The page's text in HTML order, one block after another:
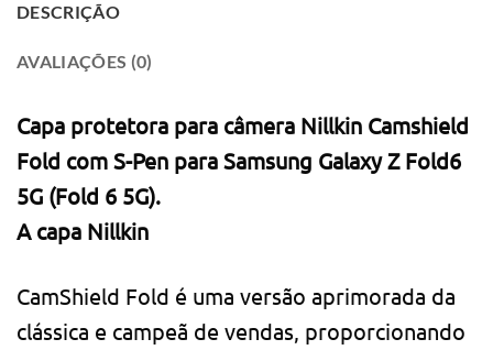
DESCRIÇÃO
AVALIAÇÕES (0)
Capa protetora para câmera Nillkin Camshield
Fold com S-Pen para Samsung Galaxy Z Fold6
5G (Fold 6 5G).
A capa Nillkin
CamShield Fold é uma versão aprimorada da
clássica e campeã de vendas, proporcionando